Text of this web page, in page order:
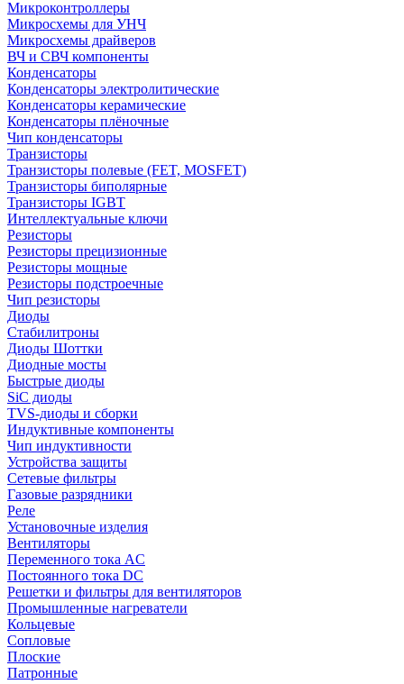
Микроконтроллеры
Микросхемы для УНЧ
Микросхемы драйверов
ВЧ и СВЧ компоненты
Конденсаторы
Конденсаторы электролитические
Конденсаторы керамические
Конденсаторы плёночные
Чип конденсаторы
Транзисторы
Транзисторы полевые (FET, MOSFET)
Транзисторы биполярные
Транзисторы IGBT
Интеллектуальные ключи
Резисторы
Резисторы прецизионные
Резисторы мощные
Резисторы подстроечные
Чип резисторы
Диоды
Стабилитроны
Диоды Шоттки
Диодные мосты
Быстрые диоды
SiC диоды
TVS-диоды и сборки
Индуктивные компоненты
Чип индуктивности
Устройства защиты
Сетевые фильтры
Газовые разрядники
Реле
Установочные изделия
Вентиляторы
Переменного тока AC
Постоянного тока DC
Решетки и фильтры для вентиляторов
Промышленные нагреватели
Кольцевые
Сопловые
Плоские
Патронные